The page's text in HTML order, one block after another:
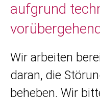
aufgrund
Wir arbeiten
daran, die
beheben. Wir